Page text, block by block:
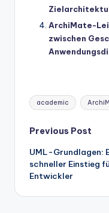
ArchiMate-
zwischen
Tags:
academic
Post
Previous Post
UML-Grundlagen:
schneller Einstieg
Entwickler